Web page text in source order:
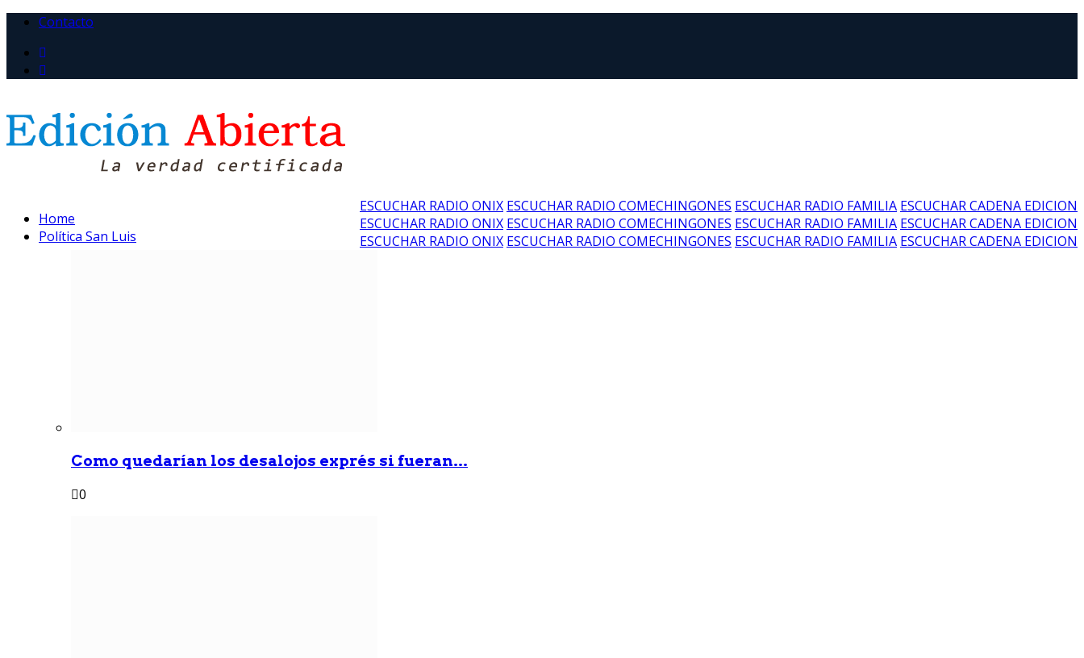
Contacto
ESCUCHAR RADIO ONIX ESCUCHAR RADIO COMECHINGONES ESCUCHAR RADIO FAMILIA ESCUCHAR CADENA EDICION
ESCUCHAR RADIO ONIX ESCUCHAR RADIO COMECHINGONES ESCUCHAR RADIO FAMILIA ESCUCHAR CADENA EDICION
ESCUCHAR RADIO ONIX ESCUCHAR RADIO COMECHINGONES ESCUCHAR RADIO FAMILIA ESCUCHAR CADENA EDICION
Home
Política San Luis
Como quedarían los desalojos exprés si fueran...
0